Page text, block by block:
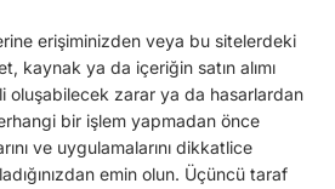
erişiminizden veya bu sitelerdeki
kaynak ya da içeriğin satın alımı
oluşabilecek zarar ya da hasarlardan
bir işlem yapmadan önce
ve uygulamalarını dikkatlice
emin olun. Üçüncü taraf